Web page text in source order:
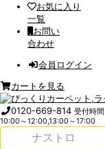
お気に入り
一覧
お問い
合わせ
会員ログイン
カートを見る
0120-669-814受付時間
10:00～12:00,13:00～17:00